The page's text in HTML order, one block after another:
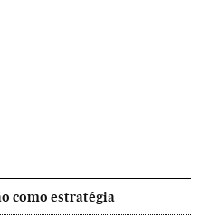
como estratégia